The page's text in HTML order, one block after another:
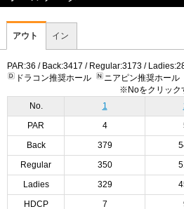
アウト イン
PAR:36 / Back:3417 / Regular:3173 /
ドラコン推奨ホール
ニアピン推奨ホール
※Noをクリック
No.
1
PAR 4
Back 379
Regular 350
Ladies 329
HDCP 7